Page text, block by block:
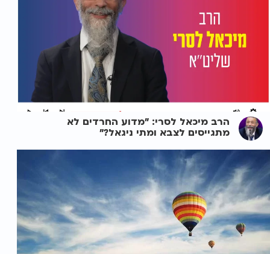
הרב מיכאל לסרי: "מדוע החרדים לא
מתגייסים לצבא ומתי ניגאל?"